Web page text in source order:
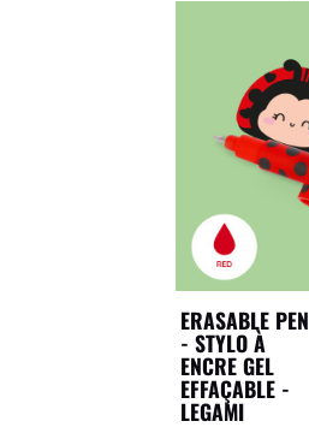
ERASABLE PEN
- STYLO À
ENCRE GEL
EFFAÇABLE -
LEGAMI